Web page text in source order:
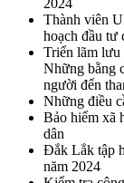
2024
Thành viên
hoạch đầu tư
Triển lãm lưu
Những bằng
người đến
Những điều
Bảo hiểm xã
dân
Đắk Lắk tập
năm 2024